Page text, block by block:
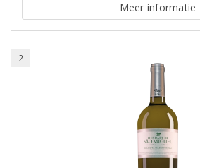
Meer informatie
2